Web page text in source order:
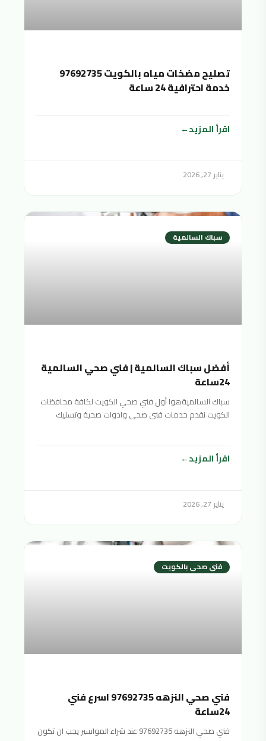
تصليح مضخات مياه بالكويت 97692735
خدمة احترافية 24 ساعة
اقرأ المزيد
يناير 27, 2026
سباك السالمية
أفضل سباك السالمية | فني صحي السالمية
24ساعة
سباك السالميةهوا أول فني صحي الكويت لكافة محافظات
الكويت نقدم خدمات فنى صحى وادوات صحية وتسليك
اقرأ المزيد
يناير 27, 2026
فنى صحى بالكويت
فني صحي النزهه 97692735 اسرع فني
24ساعة
فني صحي النزهه 97692735 عند شراء المواسير يجب ان تكون